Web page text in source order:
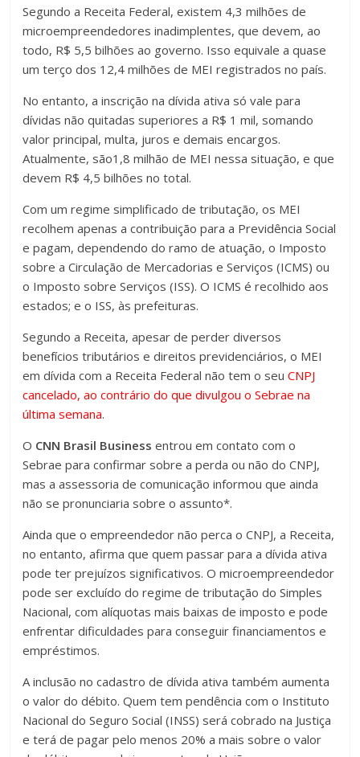
Segundo a Receita Federal, existem 4,3 milhões de
microempreendedores inadimplentes, que devem, ao
todo, R$ 5,5 bilhões ao governo. Isso equivale a quase
um terço dos 12,4 milhões de MEI registrados no país.
No entanto, a inscrição na dívida ativa só vale para
dívidas não quitadas superiores a R$ 1 mil, somando
valor principal, multa, juros e demais encargos.
Atualmente, são1,8 milhão de MEI nessa situação, e que
devem R$ 4,5 bilhões no total.
Com um regime simplificado de tributação, os MEI
recolhem apenas a contribuição para a Previdência Social
e pagam, dependendo do ramo de atuação, o Imposto
sobre a Circulação de Mercadorias e Serviços (ICMS) ou
o Imposto sobre Serviços (ISS). O ICMS é recolhido aos
estados; e o ISS, às prefeituras.
Segundo a Receita, apesar de perder diversos
benefícios tributários e direitos previdenciários, o MEI
em dívida com a Receita Federal não tem o seuCNPJ
cancelado, ao contrário do que divulgou o Sebrae na
última semana.
O CNN Brasil Businessentrou em contato com o
Sebrae para confirmar sobre a perda ou não do CNPJ,
mas a assessoria de comunicação informou que ainda
não se pronunciaria sobre o assunto*.
Ainda que o empreendedor não perca o CNPJ, a Receita,
no entanto, afirma que quem passar para a dívida ativa
pode ter prejuízos significativos. O microempreendedor
pode ser excluído do regime de tributação do Simples
Nacional, com alíquotas mais baixas de imposto e pode
enfrentar dificuldades para conseguir financiamentos e
empréstimos.
A inclusão no cadastro de dívida ativa também aumenta
o valor do débito. Quem tem pendência com o Instituto
Nacional do Seguro Social (INSS) será cobrado na Justiça
e terá de pagar pelo menos 20% a mais sobre o valor